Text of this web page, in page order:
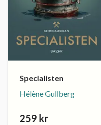
Specialisten
Hélène Gullberg
259 kr